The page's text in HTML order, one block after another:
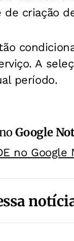
criação
A
período.
Google
no Google